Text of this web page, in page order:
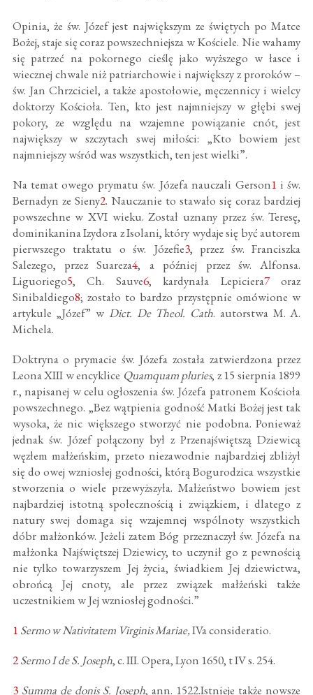
Opinia, że św. Józef jest największym ze świętych po Matce
Bożej, staje się coraz powszechniejsza w Kościele. Nie wahamy
się patrzeć na pokornego cieślę jako wyższego w łasce i
wiecznej chwale niż patriarchowie i największy z proroków –
św. Jan Chrzciciel, a także apostołowie, męczennicy i wielcy
doktorzy Kościoła. Ten, kto jest najmniejszy w głębi swej
pokory, ze względu na wzajemne powiązanie cnót, jest
największy w szczytach swej miłości: „Kto bowiem jest
najmniejszy wśród was wszystkich, ten jest wielki”.
Na temat owego prymatu św. Józefa nauczali Gerson1 i św.
Bernadyn ze Sieny2. Nauczanie to stawało się coraz bardziej
powszechne w XVI wieku. Został uznany przez św. Teresę,
dominikanina Izydora z Isolani, który wydaje się być autorem
pierwszego traktatu o św. Józefie3, przez św. Franciszka
Salezego, przez Suareza4, a później przez św. Alfonsa.
Liguoriego5, Ch. Sauve6, kardynała Lepiciera7oraz
Sinibaldiego8; zostało to bardzo przystępnie omówione w
artykule „Józef” w Dict. De Theol. Cath. autorstwa M. A.
Michela.
Doktryna o prymacie św. Józefa została zatwierdzona przez
Leona XIII w encyklice Quamquam pluries, z 15 sierpnia 1899
r., napisanej w celu ogłoszenia św. Józefa patronem Kościoła
powszechnego. „Bez wątpienia godność Matki Bożej jest tak
wysoka, że nic większego stworzyć nie podobna. Ponieważ
jednak św. Józef połączony był z Przenajświętszą Dziewicą
węzłem małżeńskim, przeto niezawodnie najbardziej zbliżył
się do owej wzniosłej godności, którą Bogurodzica wszystkie
stworzenia o wiele przewyższyła. Małżeństwo bowiem jest
najbardziej istotną społecznością i związkiem, i dlatego z
natury swej domaga się wzajemnej wspólnoty wszystkich
dóbr małżonków. Jeżeli zatem Bóg przeznaczył św. Józefa na
małżonka Najświętszej Dziewicy, to uczynił go z pewnością
nie tylko towarzyszem Jej życia, świadkiem Jej dziewictwa,
obrońcą Jej cnoty, ale przez związek małżeński także
uczestnikiem w Jej wzniosłej godności.”
1 Sermo w Nativitatem Virginis Mariae,IVa consideratio.
2Sermo I de S. Joseph, c. III. Opera, Lyon 1650, t IV s. 254.
3 Summa de donis S. Joseph, ann. 1522.Istnieje także nowsze